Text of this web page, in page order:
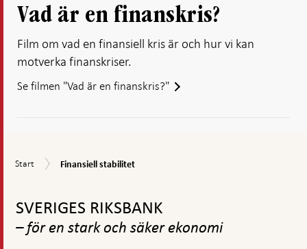
Vad är en finanskris?
Film om vad en finansiell kris är och hur vi kan
motverka finanskriser.
Se filmen "Vad är en finanskris?"
Start
Start
Finansiell
Finansiell stabilitet
toppnavigation
SVERIGES RIKSBANK
– för en stark och säker ekonomi